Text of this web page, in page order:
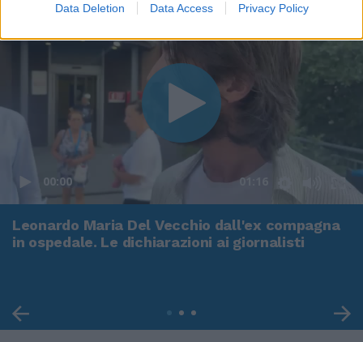
Data Deletion Data Access Privacy Policy
00:00 01:16
Leonardo Maria Del Vecchio dall'ex compagna
in ospedale. Le dichiarazioni ai giornalisti